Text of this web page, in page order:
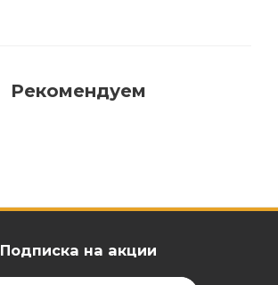
Рекомендуем
Подписка на акции